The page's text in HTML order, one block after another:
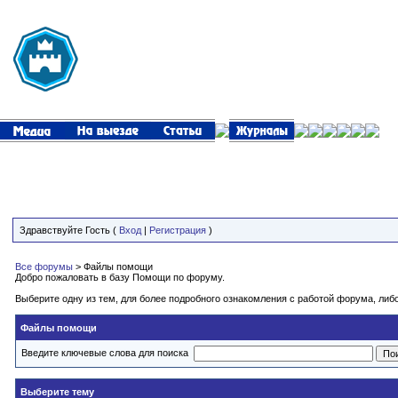
Здравствуйте Гость ( Вход | Регистрация )
Все форумы > Файлы помощи
Добро пожаловать в базу Помощи по форуму.
Выберите одну из тем, для более подробного ознакомления с работой форума,
Файлы помощи
Введите ключевые слова для поиска
Выберите тему